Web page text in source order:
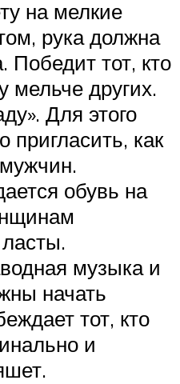
на мелкие
рука должна
Победит тот, кто
мельче других.
Для этого
пригласить, как
обувь на
музыка и
начать
тот, кто
и